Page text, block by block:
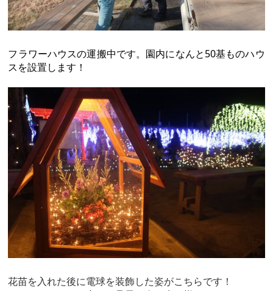
フラワーハウスの運搬中です。園内になんと50基ものハウ
スを設置します！
花苗を入れた後に電球を装飾した姿がこちらです！